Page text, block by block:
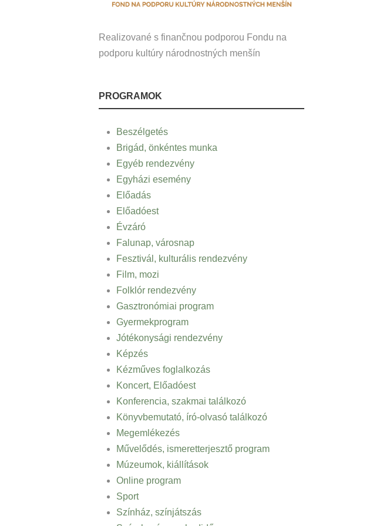
Realizované s finančnou podporou Fondu na
podporu kultúry národnostných menšín
PROGRAMOK
Beszélgetés
Brigád, önkéntes munka
Egyéb rendezvény
Egyházi esemény
Előadás
Előadóest
Évzáró
Falunap, városnap
Fesztivál, kulturális rendezvény
Film, mozi
Folklór rendezvény
Gasztronómiai program
Gyermekprogram
Jótékonysági rendezvény
Képzés
Kézműves foglalkozás
Koncert, Előadóest
Konferencia, szakmai találkozó
Könyvbemutató, író-olvasó találkozó
Megemlékezés
Művelődés, ismeretterjesztő program
Múzeumok, kiállítások
Online program
Sport
Színház, színjátszás